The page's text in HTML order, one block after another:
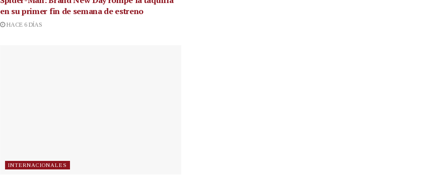
en su primer fin de semana de estreno
HACE 6 DÍAS
INTERNACIONALES